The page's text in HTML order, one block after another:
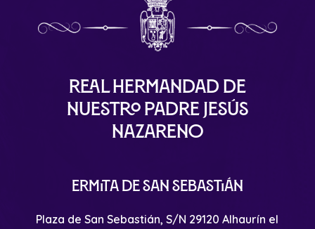
Real Hermandad de
Nuestro Padre Jesús
Nazareno
Ermita de San Sebastián
Plaza de San Sebastián, S/N 29120 Alhaurín el